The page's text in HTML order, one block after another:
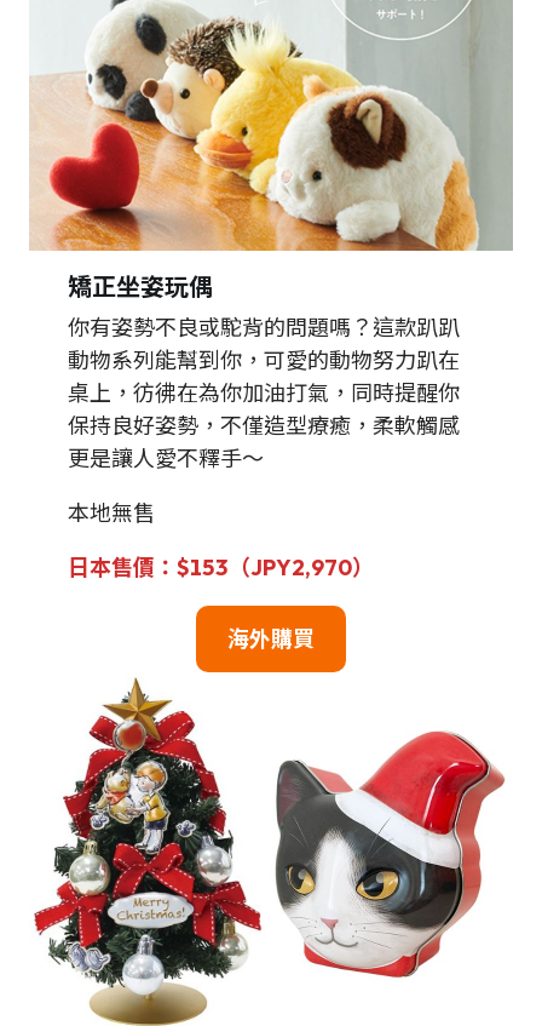
矯正坐姿玩偶
你有姿勢不良或駝背的問題嗎？這款趴趴
動物系列能幫到你，可愛的動物努力趴在
桌上，彷彿在為你加油打氣，同時提醒你
保持良好姿勢，不僅造型療癒，柔軟觸感
更是讓人愛不釋手～
本地無售
日本售價：$153（JPY2,970）
海外購買